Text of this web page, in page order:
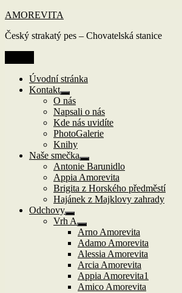
Přejít
obsahu
AMOREVITA
Český strakatý pes – Chovatelská stanice
Úvodní stránka
Kontakt
Zobrazit
podřazené
položky
O nás
Napsali o nás
Kde nás uvidíte
PhotoGalerie
Knihy
Naše smečka
Zobrazit
podřazené
položky
Antonie Barunidlo
Appia Amorevita
Brigita z Horského předměstí
Hajánek z Majklovy zahrady
Odchovy
Zobrazit
podřazené
položky
Vrh A
Zobrazit
podřazené
položky
Arno Amorevita
Adamo Amorevita
Alessia Amorevita
Arcia Amorevita
Appia Amorevita1
Amico Amorevita